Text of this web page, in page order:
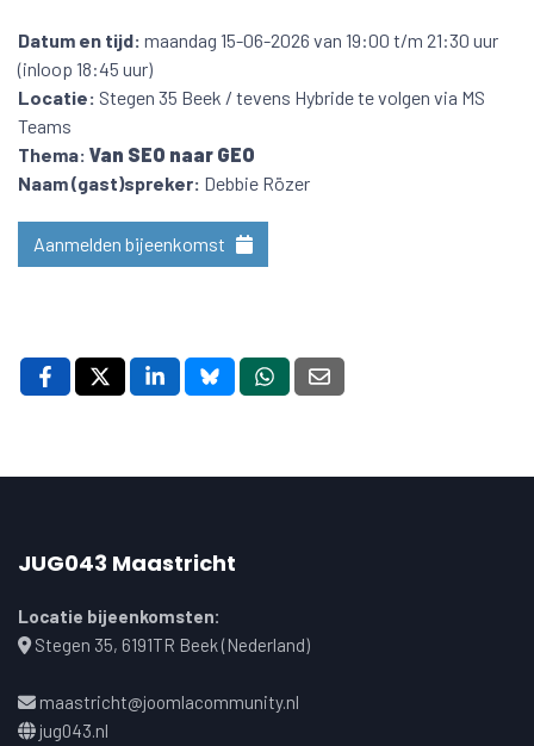
Datum en tijd: maandag 15-06-2026 van 19:00 t/m 21:30 uur
(inloop 18:45 uur)
Locatie: Stegen 35 Beek / tevens Hybride te volgen via MS
Teams
Thema: Van SEO naar GEO
Naam (gast)spreker: Debbie Rözer
Aanmelden bijeenkomst
JUG043 Maastricht
Locatie bijeenkomsten:
Stegen 35, 6191TR Beek (Nederland)
maastricht@joomlacommunity.nl
jug043.nl